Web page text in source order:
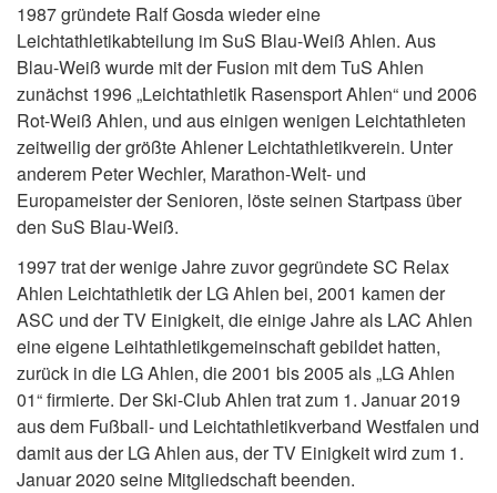
1987 gründete Ralf Gosda wieder eine
Leichtathletikabteilung im SuS Blau-Weiß Ahlen. Aus
Blau-Weiß wurde mit der Fusion mit dem TuS Ahlen
zunächst 1996 „Leichtathletik Rasensport Ahlen“ und 2006
Rot-Weiß Ahlen, und aus einigen wenigen Leichtathleten
zeitweilig der größte Ahlener Leichtathletikverein. Unter
anderem Peter Wechler, Marathon-Welt- und
Europameister der Senioren, löste seinen Startpass über
den SuS Blau-Weiß.
1997 trat der wenige Jahre zuvor gegründete SC Relax
Ahlen Leichtathletik der LG Ahlen bei, 2001 kamen der
ASC und der TV Einigkeit, die einige Jahre als LAC Ahlen
eine eigene Leihtathletikgemeinschaft gebildet hatten,
zurück in die LG Ahlen, die 2001 bis 2005 als „LG Ahlen
01“ firmierte. Der Ski-Club Ahlen trat zum 1. Januar 2019
aus dem Fußball- und Leichtathletikverband Westfalen und
damit aus der LG Ahlen aus, der TV Einigkeit wird zum 1.
Januar 2020 seine Mitgliedschaft beenden.